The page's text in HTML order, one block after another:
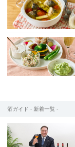
酒ガイド - 新着一覧 -